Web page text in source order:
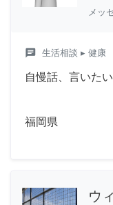
メッ
chat 生活相談 ▸ 健康
自慢話、言いた
福岡県
ウ